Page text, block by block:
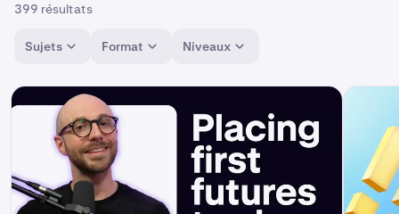
399 résultats
Sujets Format Niveaux